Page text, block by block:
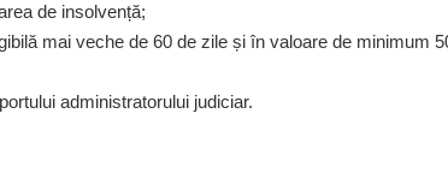
de insolvență;
mai veche de 60 de zile și în valoare de minimum
administratorului judiciar.